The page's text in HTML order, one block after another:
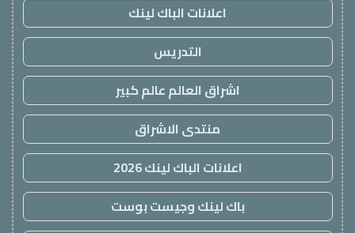
اعلانات الباك لينك
التدريس
اشراق العالم عالم كبير
منتدى الاشراق
اعلانات الباك لينك 2026
باك لينك وجيست بوست